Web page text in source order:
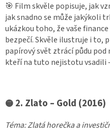
🎯 Film skvěle popisuje, jak
jak snadno se může jakýkoli
ukázkou toho, že vaše
bezpečí. Skvěle ilustruje i to,
papírový svět ztrácí půdu pod
kteří na tuto nejistotu vsadili
🟡 2. Zlato – Gold (2016)
Téma: Zlatá horečka a